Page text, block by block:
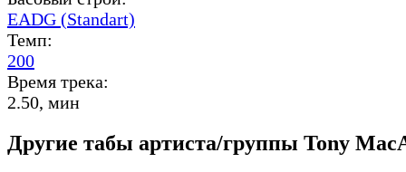
EADG (Standart)
Темп:
200
Время трека:
2.50, мин
Другие табы артиста/группы Tony